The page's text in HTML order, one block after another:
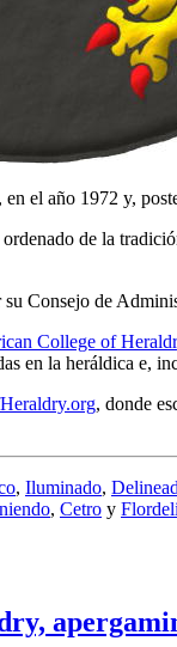
el año 1972 y,
de la
Consejo de
College of
en la heráldica e,
, donde
, Iluminado,
, Cetro y